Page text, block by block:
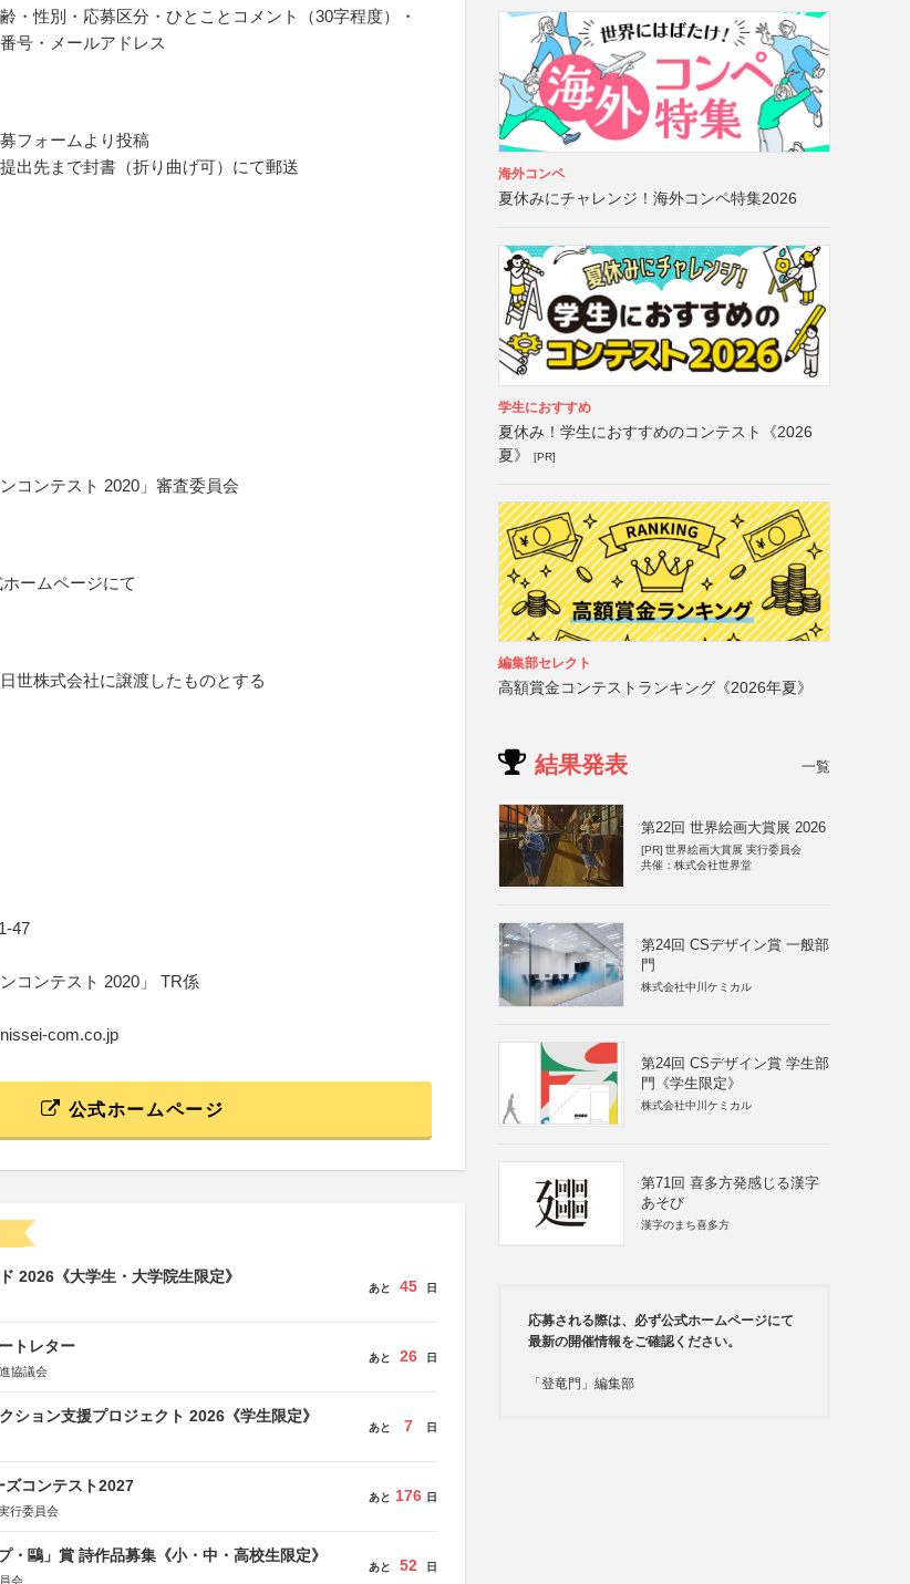
・性別・応募区分・ひとことコメント（30字程度）・
号・メールアドレス
フォームより投稿
出先まで封書（折り曲げ可）にて郵送
コンテスト 2020」審査委員会
ームページにて
世株式会社に譲渡したものとする
47
コンテスト 2020」 TR係
com.co.jp
公式ホームページ
2026《大学生・大学院生限定》
あと 45 日
トレター
協議会
あと 26 日
ション支援プロジェクト 2026《学生限定》
あと 7 日
コンテスト2027
行委員会
あと 176 日
・鷗」賞 詩作品募集《小・中・高校生限定》
会
あと 52 日
海外コンペ
夏休みにチャレンジ！海外コンペ特集2026
学生におすすめ
夏休み！学生におすすめのコンテスト《2026
夏》
[PR]
編集部セレクト
高額賞金コンテストランキング《2026年夏》
結果発表 一覧
第22回 世界絵画大賞展 2026
[PR] 世界絵画大賞展 実行委員会
共催：株式会社世界堂
第24回 CSデザイン賞 一般部
門
株式会社中川ケミカル
第24回 CSデザイン賞 学生部
門《学生限定》
株式会社中川ケミカル
第71回 喜多方発感じる漢字
あそび
漢字のまち喜多方
応募される際は、必ず公式ホームページにて
最新の開催情報をご確認ください。
「登竜門」編集部